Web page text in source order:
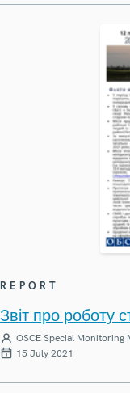
REPORT
Звіт про роботу
OSCE Special Monitoring
15 July 2021